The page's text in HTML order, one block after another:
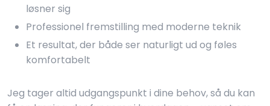
løsner sig
Professionel fremstilling med moderne teknik
Et resultat, der både ser naturligt ud og føles
komfortabelt
Jeg tager altid udgangspunkt i dine behov, så du kan